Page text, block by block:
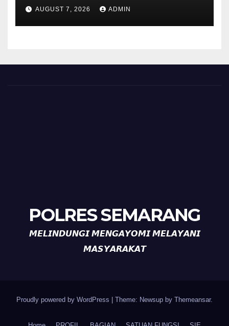
Polisi Pastikan Tidak Ada
Tanda Kekerasan
AUGUST 7, 2026 ADMIN
POLRES SEMARANG
𝙈𝙀𝙇𝙄𝙉𝘿𝙐𝙉𝙂𝙄 𝙈𝙀𝙉𝙂𝘼𝙔𝙊𝙈𝙄 𝙈𝙀𝙇𝘼𝙔𝘼𝙉𝙄
𝙈𝘼𝙎𝙔𝘼𝙍𝘼𝙆𝘼𝙏
Proudly powered by WordPress Theme: Newsup by Themeansar.